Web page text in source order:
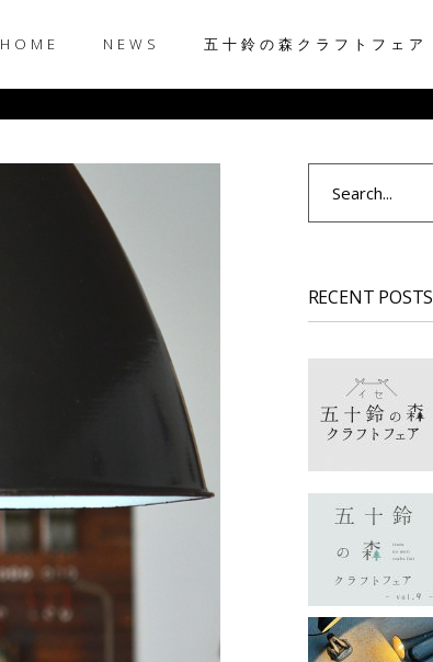
HOME NEWS 五十鈴の森クラフトフェア
RECENT POSTS